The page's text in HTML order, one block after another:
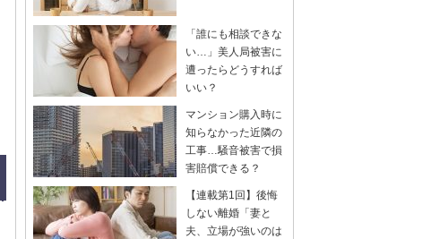
「誰にも相談できな
い…」美人局被害に
遭ったらどうすれば
いい？
マンション購入時に
知らなかった近隣の
工事…騒音被害で損
害賠償できる？
【連載第1回】後悔
しない離婚「妻と
夫、立場が強いのは